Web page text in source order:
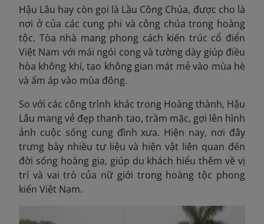
Hậu Lâu hay còn gọi là Lầu Công Chúa, được cho là
nơi ở của các cung phi và công chúa trong hoàng
tộc. Tòa nhà mang phong cách kiến trúc cổ điển
Việt Nam với mái ngói cong và tường dày giúp điều
hòa không khí, tạo không gian mát mẻ vào mùa hè
và ấm áp vào mùa đông.
So với các công trình khác trong Hoàng thành, Hậu
Lâu mang vẻ đẹp thanh tao, trầm mặc, gợi lên hình
ảnh cuộc sống cung đình xưa. Hiện nay, nơi đây
trưng bày nhiều tư liệu và hiện vật liên quan đến
đời sống hoàng gia, giúp du khách hiểu thêm về vị
trí và vai trò của nữ giới trong hoàng tộc phong
kiến Việt Nam.